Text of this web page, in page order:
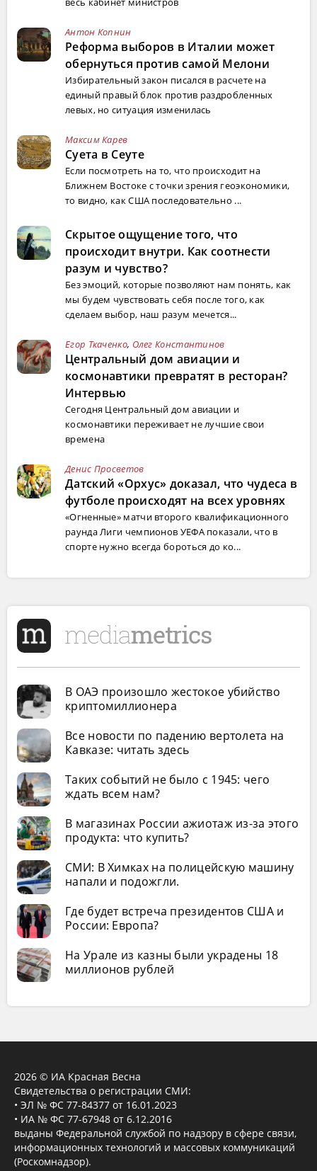
Антон Копнин
Реформа выборов в Италии может
обернуться против самой Мелони
Избирательный закон писался в расчете на
единый правый блок против раздробленных
левых, но ситуация изменилась
Максим Карев
Суета в Сеуте
Если посмотреть на то, что происходит на
Ближнем Востоке с точки зрения геоэкономики,
то видно, как США последовательно ...
Скрытое ощущение того, что
происходит внутри. Как соотнести
разум и чувство?
Без эмоций, которые позволяют нам понять, как
мы будем чувствовать себя после того, как
сделаем выбор, наш разум мечется...
Егор Ткаченко, Олег Константинов
Центральный дом авиации и
космонавтики превратят в ресторан?
Интервью
Сегодня Центральный дом авиации и
космонавтики переживает не лучшие свои
времена
Денис Просветов
Датский «Орхус» доказал, что чудеса в
футболе происходят на всех уровнях
«Огненные» матчи второго квалификационного
раунда Лиги чемпионов УЕФА показали, что в
спорте нужно всегда бороться до ко...
В ОАЭ произошло жестокое убийство
криптомиллионера
Все новости по падению вертолета на
Кавказе: читать здесь
Таких событий не было с 1945: чего
ждать всем нам?
В магазинах России ажиотаж из-за этого
продукта: что купить?
СМИ: В Химках на полицейскую машину
напали и подожгли.
Где будет встреча президентов США и
России: Европа?
На Урале из казны были украдены 18
миллионов рублей
2026 © ИА Красная Весна
Свидетельства о регистрации СМИ:
• ЭЛ № ФС 77-84377 от 16.01.2023
• ИА № ФС 77-67948 от 6.12.2016
выданы Федеральной службой по надзору в сфере связи,
информационных технологий и массовых коммуникаций
(Роскомнадзор).